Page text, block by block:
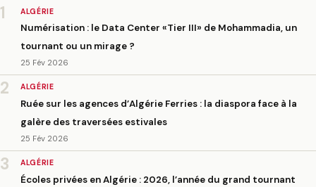
1 ALGÉRIE
Numérisation : le Data Center «Tier III» de Mohammadia, un
tournant ou un mirage ?
25 Fév 2026
2 ALGÉRIE
Ruée sur les agences d’Algérie Ferries : la diaspora face à la
galère des traversées estivales
25 Fév 2026
3 ALGÉRIE
Écoles privées en Algérie : 2026, l’année du grand tournant